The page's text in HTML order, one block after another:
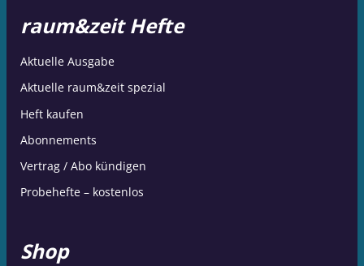
raum&zeit Hefte
Aktuelle Ausgabe
Aktuelle raum&zeit spezial
Heft kaufen
Abonnements
Vertrag / Abo kündigen
Probehefte – kostenlos
Shop